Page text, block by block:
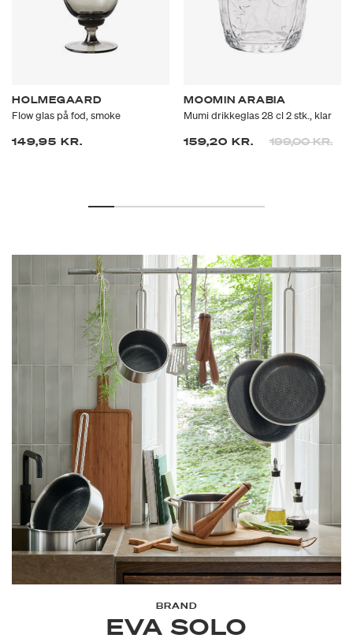
HOLMEGAARD
Flow glas på fod, smoke
149,95 KR.
MOOMIN ARABIA
Mumi drikkeglas 28 cl 2 stk., klar
159,20 KR.
Prisen er
199,00 KR.til
BRAND
EVA SOLO